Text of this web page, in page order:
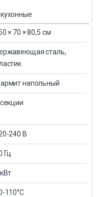
× 70 × 80,5 см
сталь,
напольный
240 В
Гц
110°С